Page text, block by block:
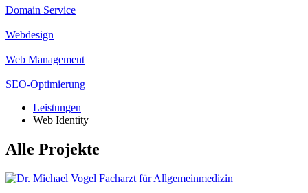
Domain Service
Webdesign
Web Management
SEO-Optimierung
Leistungen
Web Identity
Alle Projekte